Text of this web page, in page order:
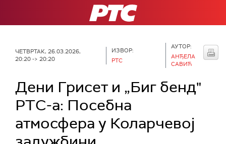
РТС
ЧЕТВРТАК, 26.03.2026,
20:20 -> 20:20
ИЗВОР:
РТС
АУТОР:
АНЂЕЛА
САВИЋ
Дени Грисет и „Биг бенд"
РТС-а: Посебна
атмосфера у Коларчевој